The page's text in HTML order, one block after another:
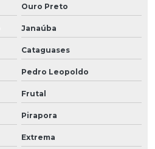
Ouro Preto
Janaúba
Cataguases
Pedro Leopoldo
Frutal
Pirapora
Extrema